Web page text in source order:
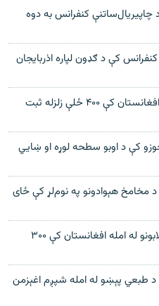
چاپيريال‌ساتنې کنفرانس به دوه
کې د ګډون لپاره اذربايجان
ایف‌آرسي: په تېرو درېیو کلونو کې په افغانستان کې ۴۰۰ ځلې زلزله ثبت
کې د اوبو سطحه لوړه او ښايي
مخامخ هېوادونو په نوم‌لړ کې ځای
آی‌ايف‌ار‌سي: د اپرېل او می ترمنځ سېلابونو له امله افغانستان کې ۳۰۰
طبعي پېښو له امله شپږم اغېزمن